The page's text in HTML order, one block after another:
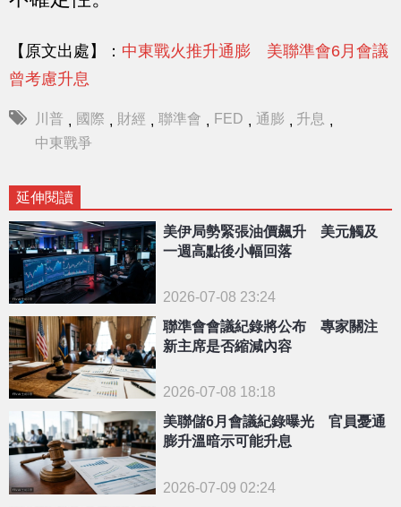
【原文出處】： 中東戰火推升通膨 美聯準會6月會議
曾考慮升息
川普 , 國際 , 財經 , 聯準會 , FED , 通膨 , 升息 ,
中東戰爭
延伸閱讀
美伊局勢緊張油價飆升 美元觸及
一週高點後小幅回落
2026-07-08 23:24
聯準會會議紀錄將公布 專家關注
新主席是否縮減內容
2026-07-08 18:18
美聯儲6月會議紀錄曝光 官員憂通
膨升溫暗示可能升息
2026-07-09 02:24